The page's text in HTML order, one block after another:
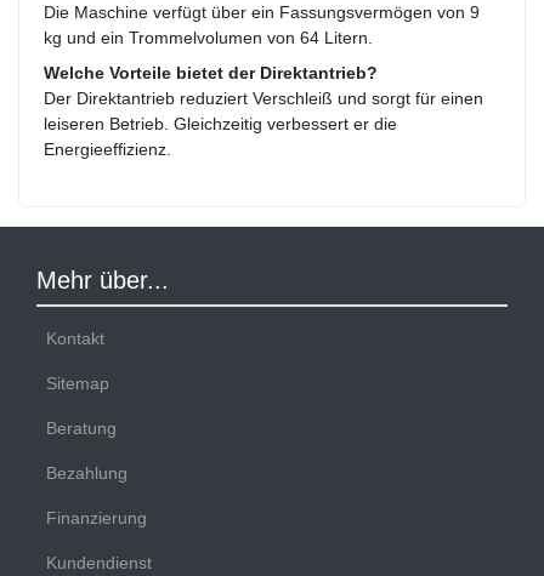
Die Maschine verfügt über ein Fassungsvermögen von 9
kg und ein Trommelvolumen von 64 Litern.
Welche Vorteile bietet der Direktantrieb?
Der Direktantrieb reduziert Verschleiß und sorgt für einen
leiseren Betrieb. Gleichzeitig verbessert er die
Energieeffizienz.
Mehr über...
Kontakt
Sitemap
Beratung
Bezahlung
Finanzierung
Kundendienst